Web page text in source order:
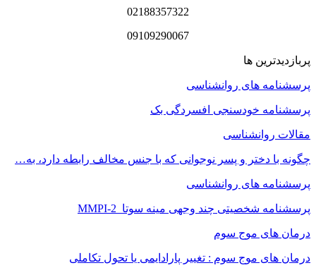
02188357322
09109290067
پربازدیدترین ها
پرسشنامه های روانشناسی
پرسشنامه خودسنجی افسردگی بک
مقالات روانشناسی
چگونه با دختر و پسر نوجوانی که با جنس مخالف رابطه دارد، به…
پرسشنامه های روانشناسی
پرسشنامه شخصیتی چند وجهی مینه سوتا MMPI-2
درمان های موج سوم
درمان های موج سوم : تغییر پارادایمی یا تحول تکاملی